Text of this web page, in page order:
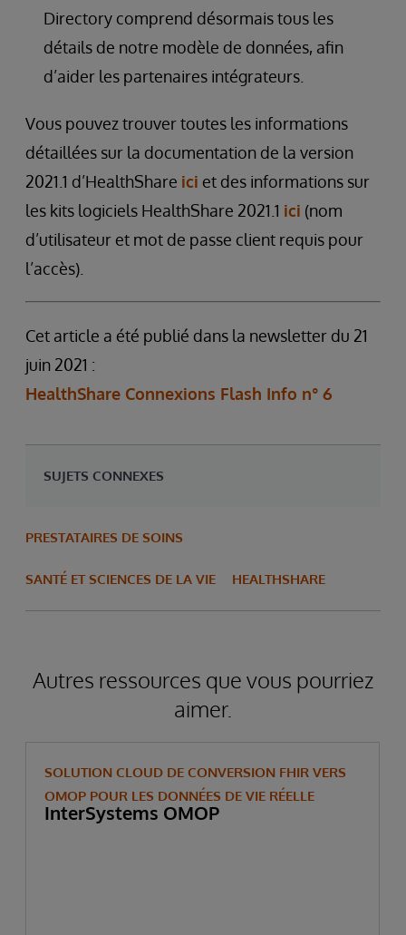
Directory comprend désormais tous les
détails de notre modèle de données, afin
d’aider les partenaires intégrateurs.
Vous pouvez trouver toutes les informations
détaillées sur la documentation de la version
2021.1 d’HealthShare ici et des informations sur
les kits logiciels HealthShare 2021.1 ici (nom
d’utilisateur et mot de passe client requis pour
l’accès).
Cet article a été publié dans la newsletter du 21
juin 2021 :
HealthShare Connexions Flash Info n° 6
SUJETS CONNEXES
PRESTATAIRES DE SOINS
SANTÉ ET SCIENCES DE LA VIE HEALTHSHARE
Autres ressources que vous pourriez
aimer.
SOLUTION CLOUD DE CONVERSION FHIR VERS
OMOP POUR LES DONNÉES DE VIE RÉELLE
InterSystems OMOP